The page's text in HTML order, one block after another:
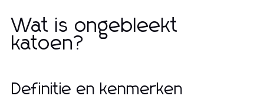
Wat is ongebleekt
katoen?
Definitie en kenmerken